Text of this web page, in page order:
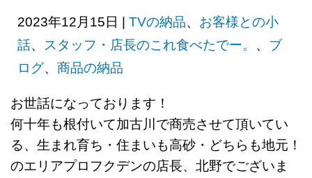
2023年12月15日 | TVの納品、 お客様との小
話、 スタッフ・店長のこれ食べたでー。 、 ブ
ログ、 商品の納品
お世話になっております！
何十年も根付いて加古川で商売させて頂いてい
る、生まれ育ち・住まいも高砂・どちらも地元！
のエリアプロフクデンの店長、北野でございま